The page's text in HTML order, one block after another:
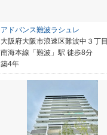
アドバンス難波ラシュレ
大阪府大阪市浪速区難波中３丁目
南海本線「難波」駅 徒歩8分
築4年